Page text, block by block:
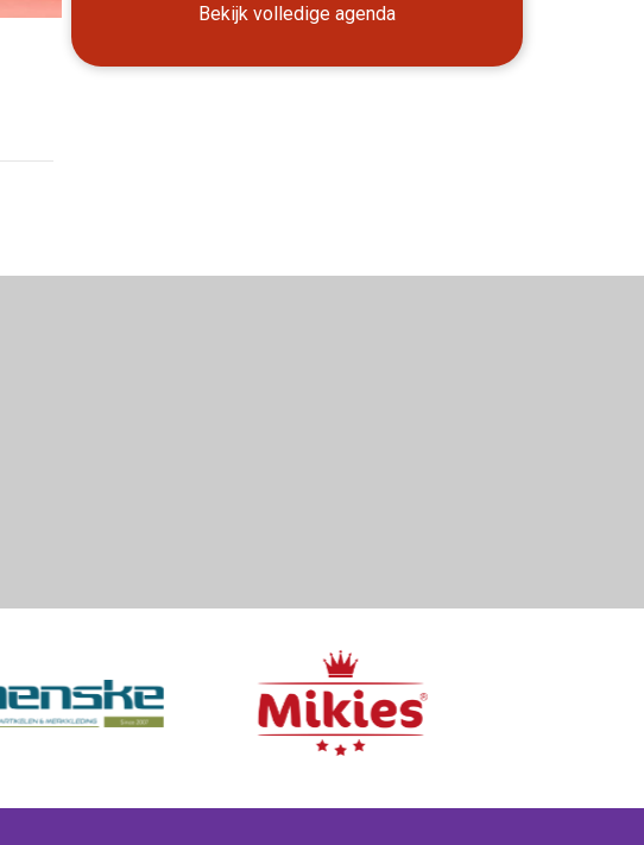
Bekijk volledige agenda